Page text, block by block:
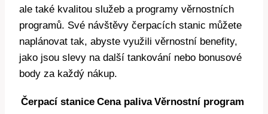
ale také kvalitou služeb a programy věrnostních
programů. Své návštěvy čerpacích stanic můžete
naplánovat tak, abyste využili věrnostní benefity,
jako jsou slevy na další tankování nebo bonusové
body za každý nákup.
Čerpací stanice Cena paliva Věrnostní program